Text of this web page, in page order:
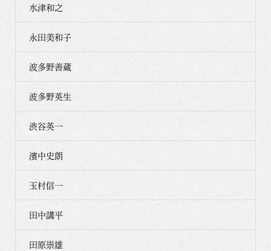
水津和之
永田美和子
波多野善蔵
波多野英生
渋谷英一
濱中史朗
玉村信一
田中講平
田原崇雄